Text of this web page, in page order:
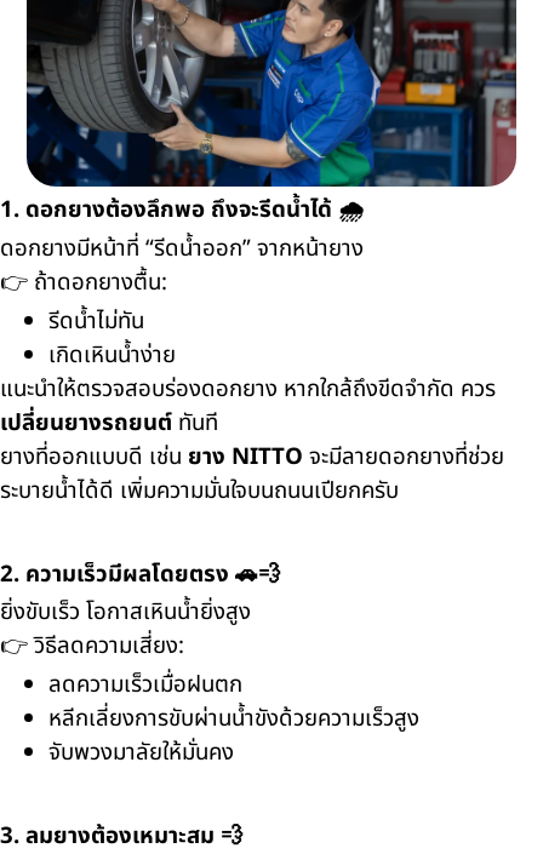
1. ดอกยางต้องลึกพอ ถึงจะรีดน้ำได้ 🌧️
ดอกยางมีหน้าที่ “รีดน้ำออก” จากหน้ายาง
👉 ถ้าดอกยางตื้น:
รีดน้ำไม่ทัน
เกิดเหินน้ำง่าย
แนะนำให้ตรวจสอบร่องดอกยาง หากใกล้ถึงขีดจำกัด ควร
เปลี่ยนยางรถยนต์ ทันที
ยางที่ออกแบบดี เช่น ยาง NITTO จะมีลายดอกยางที่ช่วย
ระบายน้ำได้ดี เพิ่มความมั่นใจบนถนนเปียกครับ
2. ความเร็วมีผลโดยตรง 🚗💨
ยิ่งขับเร็ว โอกาสเหินน้ำยิ่งสูง
👉 วิธีลดความเสี่ยง:
ลดความเร็วเมื่อฝนตก
หลีกเลี่ยงการขับผ่านน้ำขังด้วยความเร็วสูง
จับพวงมาลัยให้มั่นคง
3. ลมยางต้องเหมาะสม 💨